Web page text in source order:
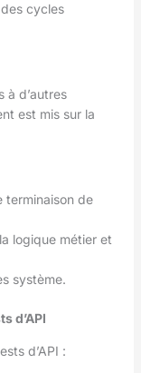
cycles
à d’autres
est mis sur la
terminaison de
logique métier et
système.
d’API
d’API :